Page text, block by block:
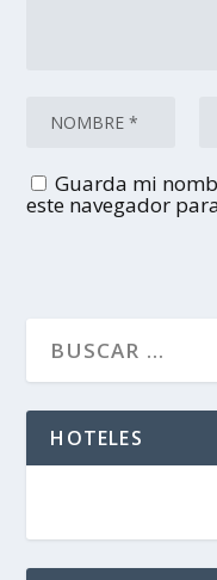
Guarda mi
este navegador
HOTELES